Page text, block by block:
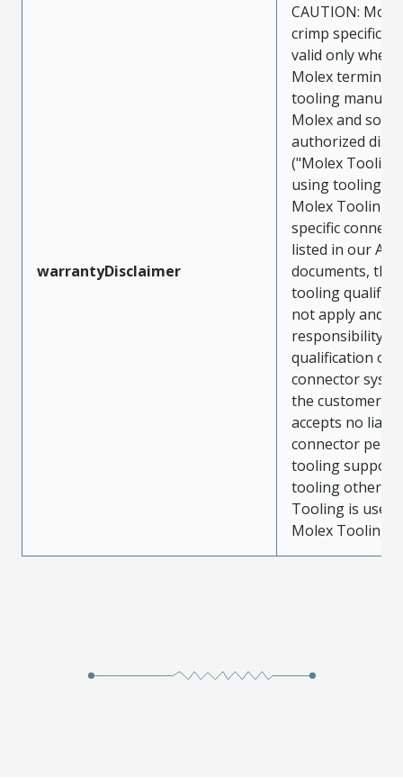
warrantyDisclaimer
CAUTION:
crimp
valid only when
Molex
tooling
Molex and sold
authorized
("Molex
using tooling
Molex Tooling
specific
listed in our ATS
documents, the
tooling
not apply and
responsibility
qualification of
connector
the customer.
accepts no
connector
tooling support
tooling other
Tooling is used
Molex Tooling